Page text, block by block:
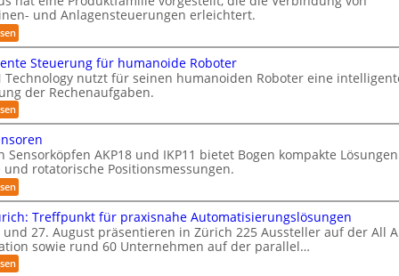
s
t
e
m
f
ü
r
R
o
b
o
t
i
k
u
n
ä
u
m
e
b
i
s
I
S
O
-
K
a
s
s
i
l
i
t
ä
r
i
s
c
h
e
r
B
o
d
e
n
r
o
b
o
t
c
h
w
e
i
ß
c
o
b
o
t
o
n
v
o
n
E
n
c
y
3
.
0
s
c
h
e
a
u
c
h
i
n
Z
e
i
t
e
n
v
o
n
K
I
und Anlagensteuerungen erleichtert.
:
G
e
r
ä
t
e
f
r
S
y
s
t
e
m
i
n
t
e
Steuerung für humanoide Roboter
Technology nutzt für seinen humanoiden Roboter eine
der Rechenaufgaben.
:
I
t
e
l
l
i
e
n
t
e
S
Sensorköpfen AKP18 und IKP11 bietet Bogen kompakte
rotatorische Positionsmessungen.
:
P
C
B
-
S
e
n
Treffpunkt für praxisnahe Automatisierungslösungen
und 27. August präsentieren in Zürich 225 Aussteller auf der All
sowie rund 60 Unternehmen auf der parallel…
: